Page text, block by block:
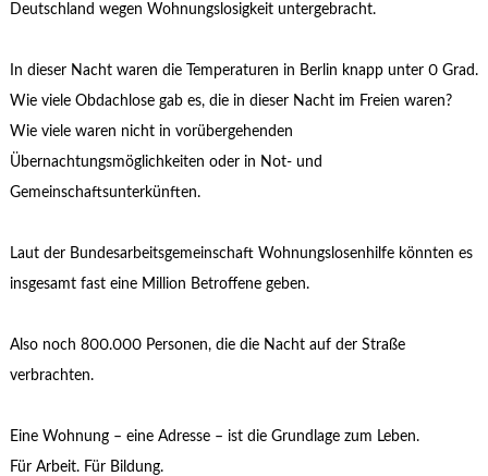
Deutschland wegen Wohnungslosigkeit untergebracht.
In dieser Nacht waren die Temperaturen in Berlin knapp unter 0 Grad.
Wie viele Obdachlose gab es, die in dieser Nacht im Freien waren?
Wie viele waren nicht in vorübergehenden
Übernachtungsmöglichkeiten oder in Not- und
Gemeinschaftsunterkünften.
Laut der Bundesarbeitsgemeinschaft Wohnungslosenhilfe könnten es
insgesamt fast eine Million Betroffene geben.
Also noch 800.000 Personen, die die Nacht auf der Straße
verbrachten.
Eine Wohnung – eine Adresse – ist die Grundlage zum Leben.
Für Arbeit. Für Bildung.